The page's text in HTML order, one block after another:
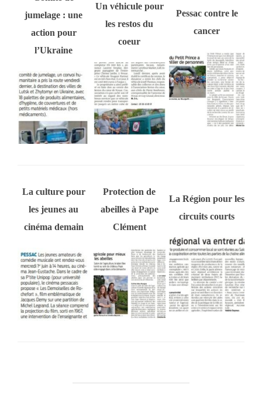
jumelage : une
action pour
l’Ukraine
Un véhicule pour
les restos du
coeur
Pessac contre le
cancer
La culture pour
les jeunes au
cinéma demain
Protection de
abeilles à Pape
Clément
La Région pour les
circuits courts